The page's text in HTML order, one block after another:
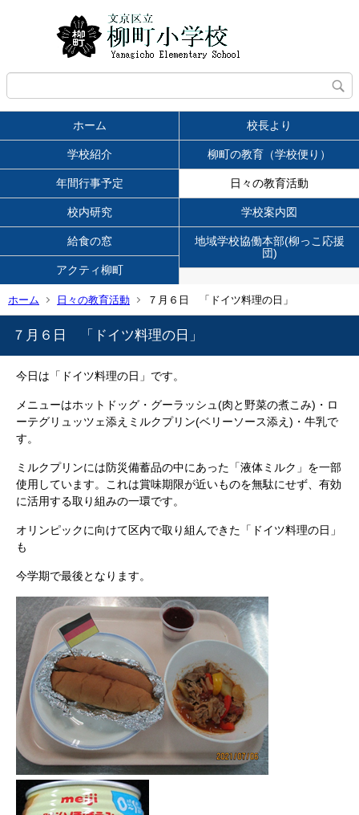
ホーム 校長より
学校紹介 柳町の教育（学校便り）
年間行事予定 日々の教育活動
校内研究 学校案内図
給食の窓
地域学校協働本部(柳っこ応援
団)
アクティ柳町
ホーム 日々の教育活動 ７月６日 「ドイツ料理の日」
７月６日 「ドイツ料理の日」
今日は「ドイツ料理の日」です。
メニューはホットドッグ・グーラッシュ(肉と野菜の煮こみ)・ロ
ーテグリュッツェ添えミルクプリン(ベリーソース添え)・牛乳で
す。
ミルクプリンには防災備蓄品の中にあった「液体ミルク」を一部
使用しています。これは賞味期限が近いものを無駄にせず、有効
に活用する取り組みの一環です。
オリンピックに向けて区内で取り組んできた「ドイツ料理の日」
も
今学期で最後となります。